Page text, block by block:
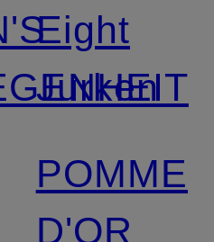
Eight
Jurken
POMME
D'OR